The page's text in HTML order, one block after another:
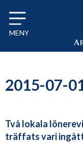
Till innehåll på sidan
MENY
2015-07-
Två lokala
träffats vari ingått